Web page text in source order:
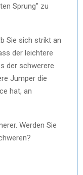
Sprung” zu
Sie sich strikt an
der leichtere
der schwerere
Jumper die
hat, an
Werden Sie